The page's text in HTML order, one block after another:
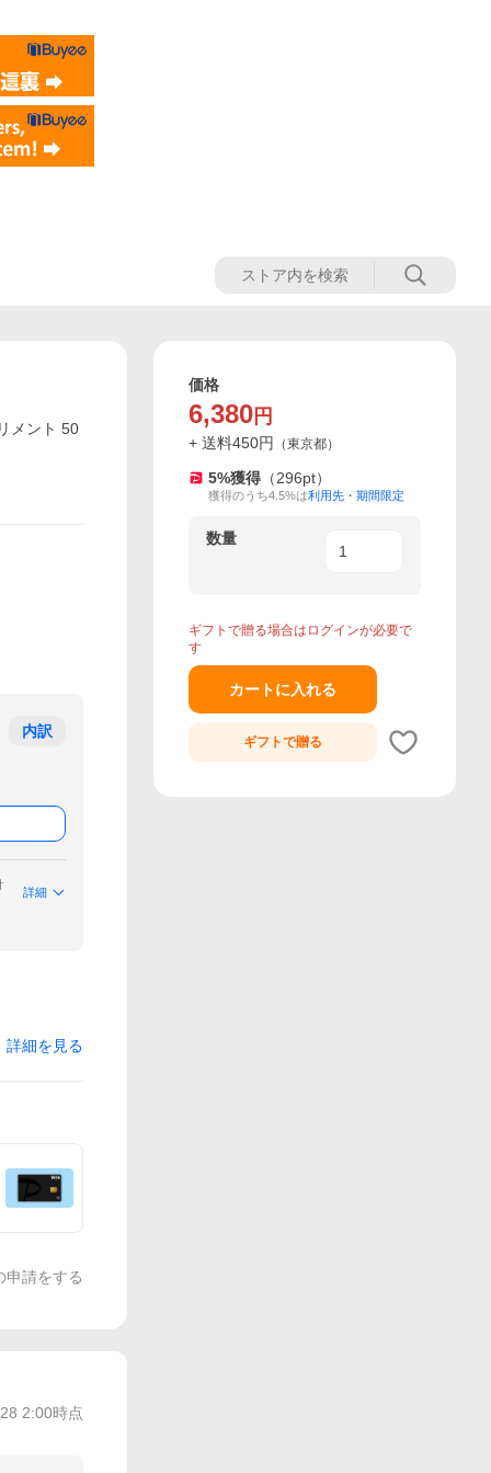
メント 50
内訳
詳細
詳細を見る
申請をする
2:00時点
価格
6,380 円
+ 送料450円 （東京都）
5%獲得 （296pt）
獲得のうち4.5%は利用先・期間限定
数量
ギフトで贈る場合はログインが必要で
す
カートに入れる
ギフトで贈る